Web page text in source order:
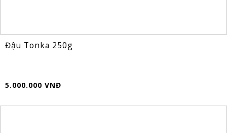
Đậu Tonka 250g
5.000.000 VNĐ